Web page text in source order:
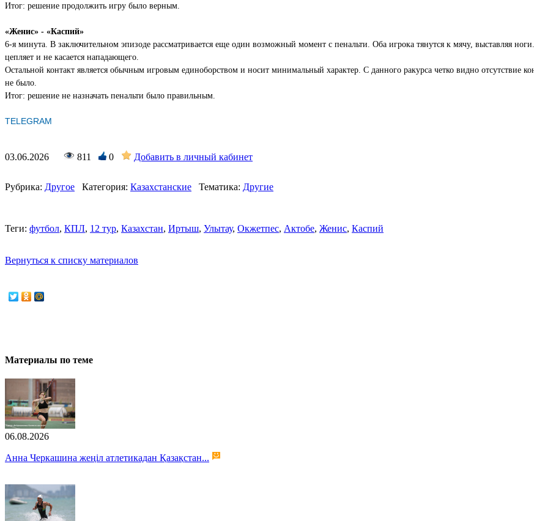
Итог: решение продолжить игру было верным.
«Женис» - «Каспий»
6-я минута. В заключительном эпизоде рассматривается еще один возможный момент с пенальти. Оба игрока тянутся к мячу, выставляя
цепляет и не касается нападающего.
Остальной контакт является обычным игровым единоборством и носит минимальный характер. С данного ракурса четко видно отсутствие
не было.
Итог: решение не назначать пенальти было правильным.
TELEGRAM
03.06.2026 811 0 Добавить в личный кабинет
Рубрика: Другое Категория: Казахстанские Тематика: Другие
Теги: футбол, КПЛ, 12 тур, Казахстан, Иртыш, Улытау, Окжетпес, Актобе, Женис, Каспий
Вернуться к списку материалов
Материалы по теме
06.08.2026
Анна Черкашина жеңіл атлетикадан Қазақстан...